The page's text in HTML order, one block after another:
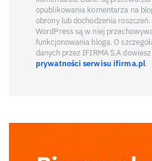
opublikowania komentarza na
obrony lub dochodzenia
WordPress są w niej
funkcjonowania bloga. O
danych przez IFIRMA S.A
prywatności serwisu ifirma.pl.